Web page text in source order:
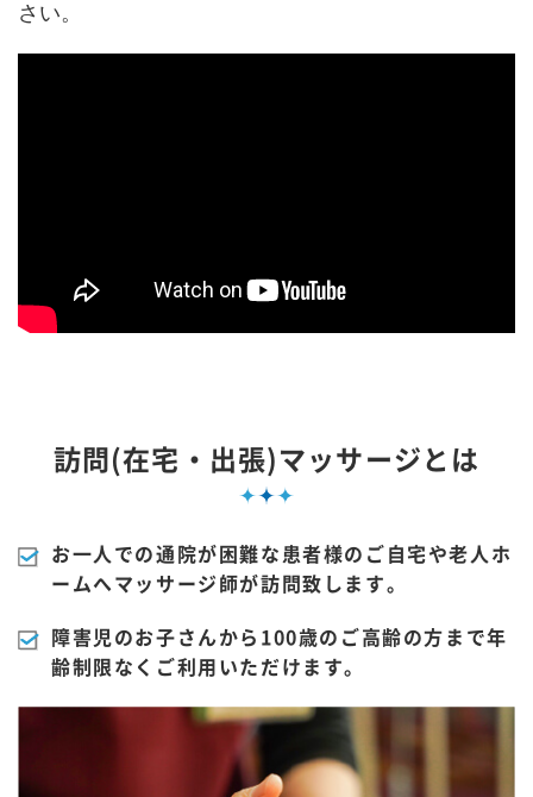
さい。
訪問(在宅・出張)マッサージとは
お一人での通院が困難な患者様のご自宅や老人ホ
ームへマッサージ師が訪問致します。
障害児のお子さんから100歳のご高齢の方まで年
齢制限なくご利用いただけます。